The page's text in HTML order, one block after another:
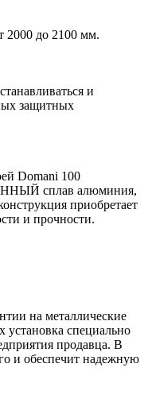
2000 до 2100 мм.
и
защитных
Domani 100
сплав алюминия,
приобретает
и прочности.
на металлические
установка специально
продавца. В
и обеспечит надежную